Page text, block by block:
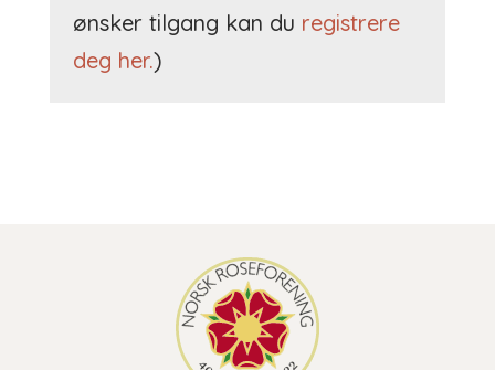
ønsker tilgang kan du registrere
deg her.)